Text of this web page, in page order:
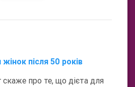
після 50 років
про те, що дієта для